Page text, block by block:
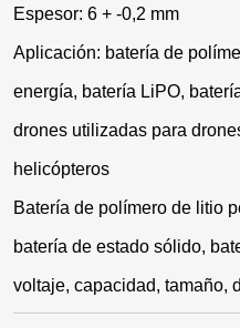
Espesor: 6 + -0,2 mm
Aplicación: batería de
energía, batería LiPO,
drones utilizadas para
helicópteros
Batería de polímero de litio
batería de estado sólido,
voltaje, capacidad, tamaño,